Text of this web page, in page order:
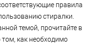
правила
стиралки.
темой, прочитайте в
как необходимо